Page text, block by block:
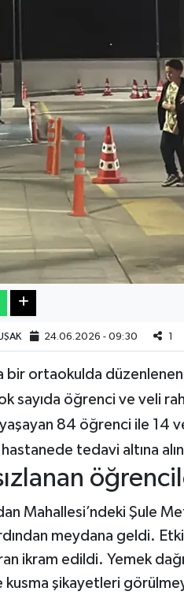
24.06.2026 - 09:30 1
bir ortaokulda
sayıda öğrenci ve veli
84 öğrenci ile 14
tedavi altına
Mahallesi’ndeki Şule
meydana geldi.
ikram edildi. Yemek
kusma şikayetleri